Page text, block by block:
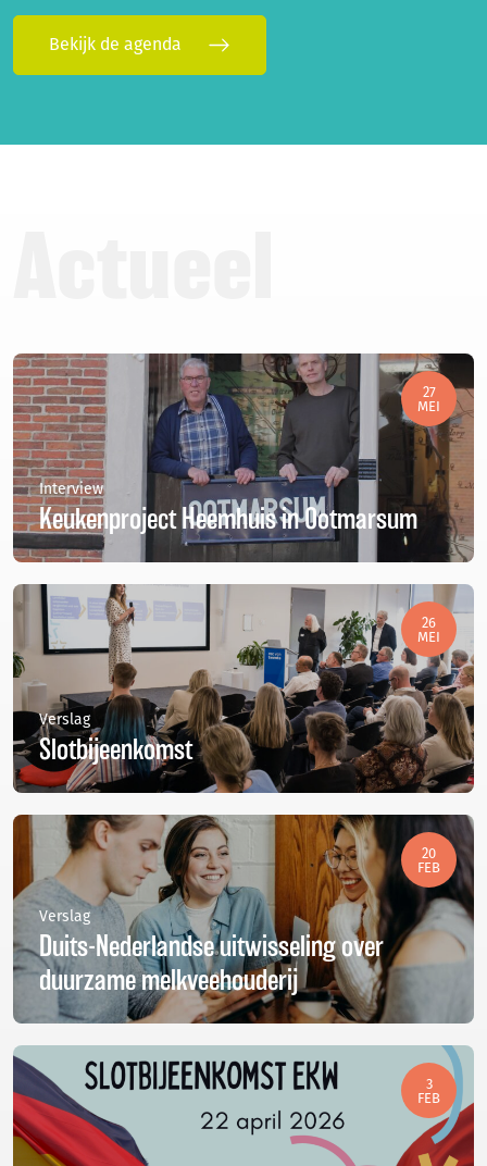
Bekijk de agenda
27
MEI
Interview
Keukenproject Heemhuis in Ootmarsum
26
MEI
Verslag
Slotbijeenkomst
20
FEB
Verslag
Duits-Nederlandse uitwisseling over
duurzame melkveehouderij
3
FEB